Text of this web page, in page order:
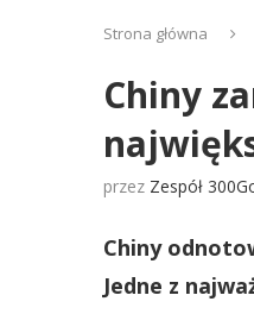
Strona główna
Chiny
przez Zespół
Chiny
Jedne z